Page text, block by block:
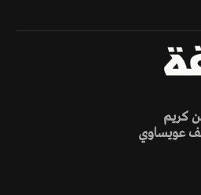
كريم
عويساوي